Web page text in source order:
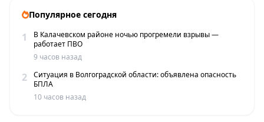
Популярное сегодня
1
В Калачевском районе ночью прогремели взрывы —
работает ПВО
9 часов назад
2
Ситуация в Волгоградской области: объявлена опасность
БПЛА
10 часов назад